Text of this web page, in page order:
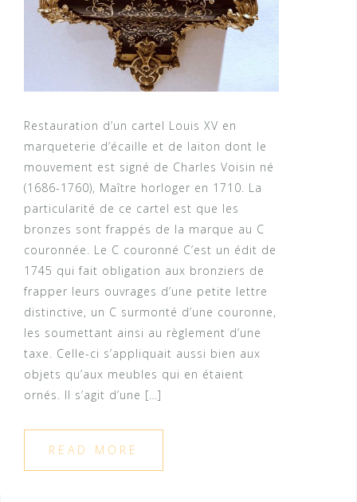
Restauration d’un cartel Louis XV en
marqueterie d’écaille et de laiton dont le
mouvement est signé de Charles Voisin né
(1686-1760), Maître horloger en 1710. La
particularité de ce cartel est que les
bronzes sont frappés de la marque au C
couronnée. Le C couronné C’est un édit de
1745 qui fait obligation aux bronziers de
frapper leurs ouvrages d’une petite lettre
distinctive, un C surmonté d’une couronne,
les soumettant ainsi au règlement d’une
taxe. Celle-ci s’appliquait aussi bien aux
objets qu’aux meubles qui en étaient
ornés. Il s’agit d’une […]
READ MORE